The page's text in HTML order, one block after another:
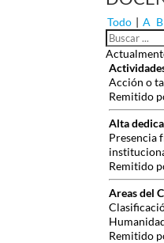
Todo | A B
Acción o
Remitido
Alta
Presencia
Remitido
Areas del
Remitido